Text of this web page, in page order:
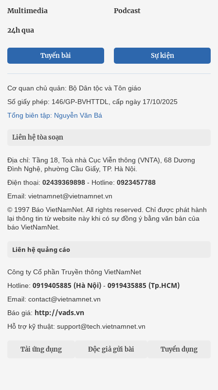
Multimedia Podcast
24h qua
Tuyến bài Sự kiện
Cơ quan chủ quản: Bộ Dân tộc và Tôn giáo
Số giấy phép: 146/GP-BVHTTDL, cấp ngày 17/10/2025
Tổng biên tập: Nguyễn Văn Bá
Liên hệ tòa soạn
Địa chỉ: Tầng 18, Toà nhà Cục Viễn thông (VNTA), 68 Dương
Đình Nghệ, phường Cầu Giấy, TP. Hà Nội.
Điện thoại: 02439369898 - Hotline: 0923457788
Email: vietnamnet@vietnamnet.vn
© 1997 Báo VietNamNet. All rights reserved. Chỉ được phát hành
lại thông tin từ website này khi có sự đồng ý bằng văn bản của
báo VietNamNet.
Liên hệ quảng cáo
Công ty Cổ phần Truyền thông VietNamNet
Hotline: 0919405885 (Hà Nội) - 0919435885 (Tp.HCM)
Email: contact@vietnamnet.vn
Báo giá: http://vads.vn
Hỗ trợ kỹ thuật: support@tech.vietnamnet.vn
Tải ứng dụng Độc giả gửi bài Tuyển dụng